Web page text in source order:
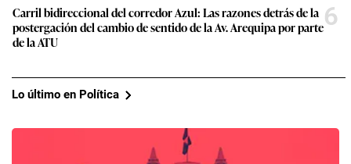
Carril bidireccional del corredor Azul: Las razones detrás de la
postergación del cambio de sentido de la Av. Arequipa por parte
de la ATU
6
Lo último en Política